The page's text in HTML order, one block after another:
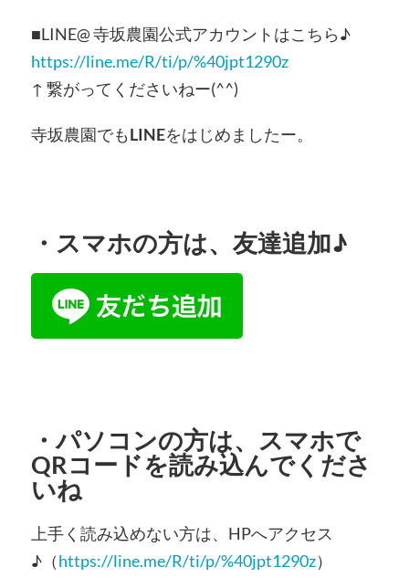
■LINE@ 寺坂農園公式アカウントはこちら♪
https://line.me/R/ti/p/%40jpt1290z
↑ 繋がってくださいねー(^^)
寺坂農園でもLINEをはじめましたー。
・ スマホの方は、友達追加♪
・パソコンの方は、スマホで
QRコードを読み込んでくださ
いね
上手く読み込めない方は、HPへアクセス
♪（https://line.me/R/ti/p/%40jpt1290z）